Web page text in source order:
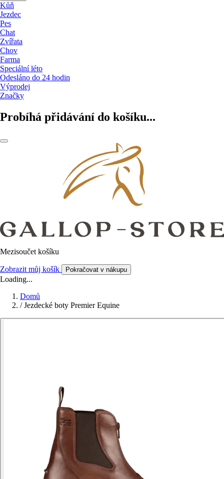
Kůň
Jezdec
Pes
Chat
Zvířata
Chov
Farma
Speciální léto
Odesláno do 24 hodin
Výprodej
Značky
Probíhá přidávání do košíku...
Mezisoučet košíku
Zobrazit můj košík Pokračovat v nákupu
Loading...
Domů
/ Jezdecké boty Premier Equine